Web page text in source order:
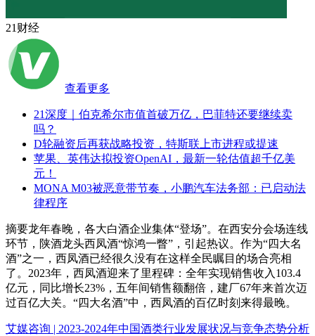
21财经
查看更多
21深度｜伯克希尔市值首破万亿，巴菲特还要继续卖
吗？
D轮融资后再获战略投资，特斯联上市进程或提速
苹果、英伟达拟投资OpenAI，最新一轮估值超千亿美
元！
MONA M03被恶意带节奏，小鹏汽车法务部：已启动法
律程序
摘要龙年春晚，各大白酒企业集体“登场”。在西安分会场连线
环节，陕酒龙头西凤酒“惊鸿一瞥”，引起热议。作为“四大名
酒”之一，西凤酒已经很久没有在这样全民瞩目的场合亮相
了。2023年，西凤酒迎来了里程碑：全年实现销售收入103.4
亿元，同比增长23%，五年间销售额翻倍，建厂67年来首次迈
过百亿大关。“四大名酒”中，西凤酒的百亿时刻来得最晚。
艾媒咨询 | 2023-2024年中国酒类行业发展状况与竞争态势分析